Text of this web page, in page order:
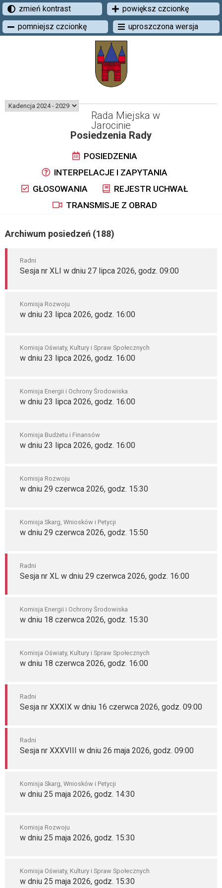
zmień kontrast
powiększ czcionkę
pomniejsz czcionkę
uproszczona wersja
Rada Miejska w
Jarocinie
Posiedzenia Rady
POSIEDZENIA
INTERPELACJE I ZAPYTANIA
GŁOSOWANIA
REJESTR UCHWAŁ
TRANSMISJE Z OBRAD
Archiwum posiedzeń (188)
Radni
Sesja nr XLI w dniu 27 lipca 2026, godz. 09:00
Komisja Rozwoju
w dniu 23 lipca 2026, godz. 16:00
Komisja Oświaty, Kultury i Spraw Społecznych
w dniu 23 lipca 2026, godz. 16:00
Komisja Energii i Ochrony Środowiska
w dniu 23 lipca 2026, godz. 16:00
Komisja Budżetu i Finansów
w dniu 23 lipca 2026, godz. 16:00
Komisja Rozwoju
w dniu 29 czerwca 2026, godz. 15:30
Komisja Skarg, Wniosków i Petycji
w dniu 29 czerwca 2026, godz. 15:50
Radni
Sesja nr XL w dniu 29 czerwca 2026, godz. 16:00
Komisja Energii i Ochrony Środowiska
w dniu 18 czerwca 2026, godz. 15:30
Komisja Oświaty, Kultury i Spraw Społecznych
w dniu 18 czerwca 2026, godz. 16:00
Radni
Sesja nr XXXIX w dniu 16 czerwca 2026, godz. 09:00
Radni
Sesja nr XXXVIII w dniu 26 maja 2026, godz. 09:00
Komisja Skarg, Wniosków i Petycji
w dniu 25 maja 2026, godz. 14:30
Komisja Rozwoju
w dniu 25 maja 2026, godz. 15:30
Komisja Oświaty, Kultury i Spraw Społecznych
w dniu 25 maja 2026, godz. 15:30